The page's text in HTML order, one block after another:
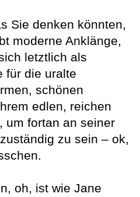
Sie denken könnten,
moderne Anklänge,
letztlich als
für die uralte
schönen
edlen, reichen
um fortan an seiner
zu sein – ok,
oh, ist wie Jane